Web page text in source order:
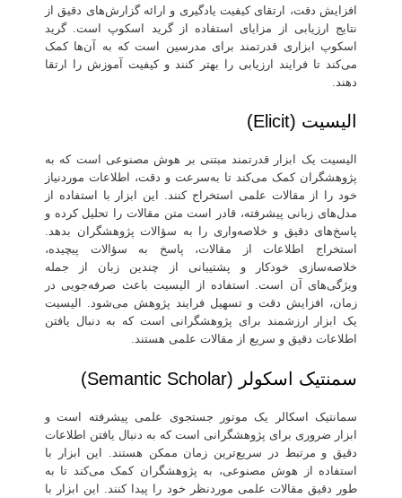
افزایش دقت، ارتقای کیفیت یادگیری و ارائه گزارش‌های دقیق از
نتایج ارزیابی از مزایای استفاده از گرید اسکوپ است. گرید
اسکوپ ابزاری قدرتمند برای مدرسین است که به آن‌ها کمک
می‌کند تا فرایند ارزیابی را بهتر کنند و کیفیت آموزش را ارتقا
دهند.
الیسیت (Elicit)
الیسیت یک ابزار قدرتمند مبتنی بر هوش مصنوعی است که به
پژوهشگران کمک می‌کند تا به‌سرعت و دقت، اطلاعات موردنیاز
خود را از مقالات علمی استخراج کنند. این ابزار با استفاده از
مدل‌های زبانی پیشرفته، قادر است متن مقالات را تحلیل کرده و
پاسخ‌های دقیق و خلاصه‌واری را به سؤالات پژوهشگران بدهد.
استخراج اطلاعات از مقالات، پاسخ به سؤالات پیچیده،
خلاصه‌سازی خودکار و پشتیبانی از چندین زبان از جمله
ویژگی‌های آن است. استفاده از الیسیت باعث صرفه‌جویی در
زمان، افزایش دقت و تسهیل فرایند پژوهش می‌شود. الیسیت
یک ابزار ارزشمند برای پژوهشگرانی است که به دنبال یافتن
اطلاعات دقیق و سریع از مقالات علمی هستند.
سمنتیک اسکولر (Semantic Scholar)
سمانتیک اسکالر یک موتور جستجوی علمی پیشرفته است و
ابزار ضروری برای پژوهشگرانی است که به دنبال یافتن اطلاعات
دقیق و مرتبط در سریع‌ترین زمان ممکن هستند. این ابزار با
استفاده از هوش مصنوعی، به پژوهشگران کمک می‌کند تا به
طور دقیق مقالات علمی موردنظر خود را پیدا کنند. این ابزار با